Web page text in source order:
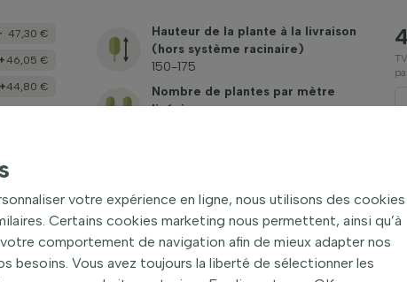
47,30 €
46,05 €
44,80 €
Hauteur de la plante à la livraison
(hors système racinaire)
150-175
Nombre de plantes par mètre
linéaire
/ Ilex Meserveae Heckenfee 175-200 cm -
Chêne
58,30 €
Hauteur de la plante à la livraison
votre expérience en ligne, nous utilisons des cookies
Certains cookies marketing nous permettent, ainsi qu’à
comportement de navigation afin de mieux adapter nos
besoins. Vous avez toujours la liberté de sélectionner les